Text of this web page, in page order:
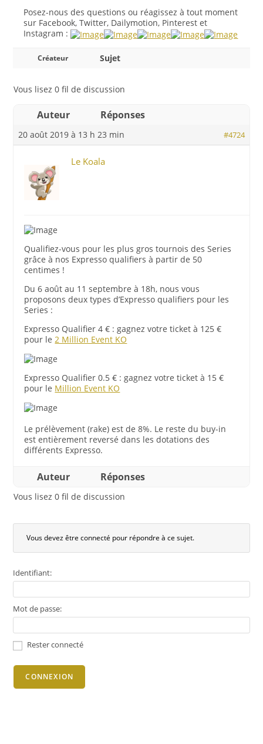
Posez-nous des questions ou réagissez à tout moment
sur Facebook, Twitter, Dailymotion, Pinterest et
Instagram :
Créateur Sujet
Vous lisez 0 fil de discussion
Auteur Réponses
20 août 2019 à 13 h 23 min #4724
Le Koala
Qualifiez-vous pour les plus gros tournois des Series
grâce à nos Expresso qualifiers à partir de 50
centimes !
Du 6 août au 11 septembre à 18h, nous vous
proposons deux types d’Expresso qualifiers pour les
Series :
Expresso Qualifier 4 € : gagnez votre ticket à 125 €
pour le 2 Million Event KO
Expresso Qualifier 0.5 € : gagnez votre ticket à 15 €
pour le Million Event KO
Le prélèvement (rake) est de 8%. Le reste du buy-in
est entièrement reversé dans les dotations des
différents Expresso.
Auteur Réponses
Vous lisez 0 fil de discussion
Vous devez être connecté pour répondre à ce sujet.
Identifiant:
Mot de passe:
Rester connecté
CONNEXION